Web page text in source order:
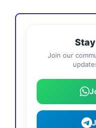
Join our